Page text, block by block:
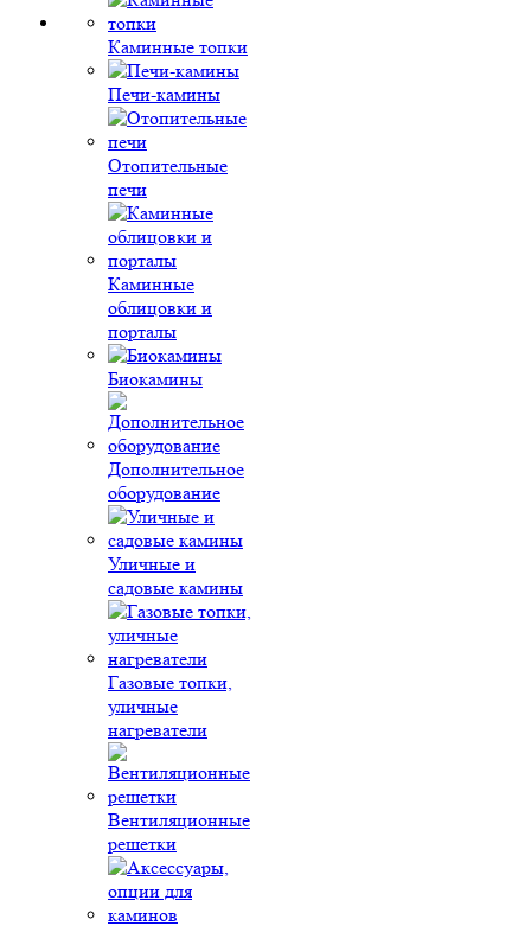
Каминные топки
Печи-камины
Отопительные
печи
Каминные
облицовки и
порталы
Биокамины
Дополнительное
оборудование
Уличные и
садовые камины
Газовые топки,
уличные
нагреватели
Вентиляционные
решетки